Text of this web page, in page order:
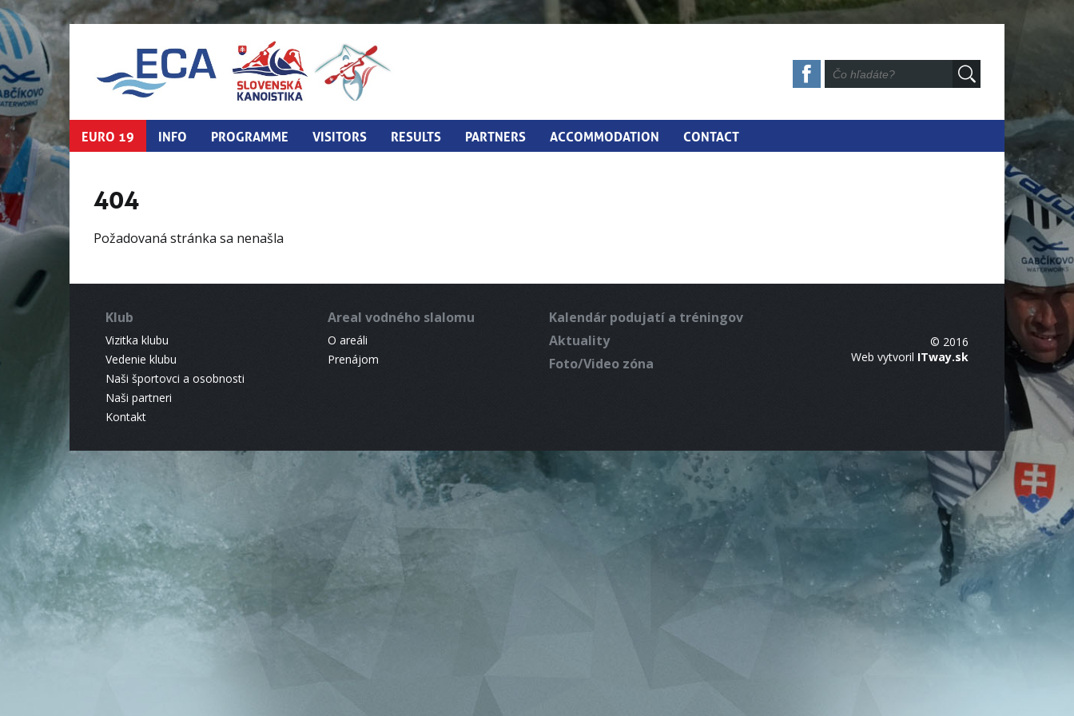
EURO 19 INFO PROGRAMME VISITORS RESULTS PARTNERS ACCOMMODATION CONTACT
404
Požadovaná stránka sa nenašla
Klub
Vizitka klubu
Vedenie klubu
Naši športovci a osobnosti
Naši partneri
Kontakt
Areal vodného slalomu
O areáli
Prenájom
Kalendár podujatí a tréningov
Aktuality
Foto/Video zóna
© 2016
Web vytvoril ITway.sk